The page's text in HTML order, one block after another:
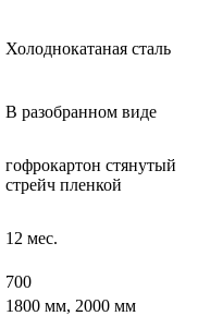
Холоднокатаная сталь
В разобранном виде
гофрокартон стянутый
стрейч пленкой
12 мес.
700
1800 мм, 2000 мм